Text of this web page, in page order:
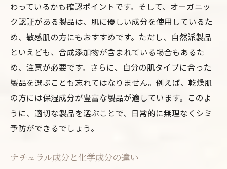
わっているかも確認ポイントです。そして、オーガニッ
ク認証がある製品は、肌に優しい成分を使用しているた
め、敏感肌の方にもおすすめです。ただし、自然派製品
といえども、合成添加物が含まれている場合もあるた
め、注意が必要です。さらに、自分の肌タイプに合った
製品を選ぶことも忘れてはなりません。例えば、乾燥肌
の方には保湿成分が豊富な製品が適しています。このよ
うに、適切な製品を選ぶことで、日常的に無理なくシミ
予防ができるでしょう。
ナチュラル成分と化学成分の違い